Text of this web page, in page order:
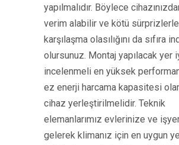
yapılmalıdır. Böylece
verim alabilir ve kötü sürprizlerle
karşılaşma olasılığını da sıfıra
olursunuz. Montaj yapılacak yer
incelenmeli en yüksek
ez enerji harcama kapasitesi
cihaz yerleştirilmelidir. Teknik
elemanlarımız evlerinize ve
gelerek klimanız için en uygun